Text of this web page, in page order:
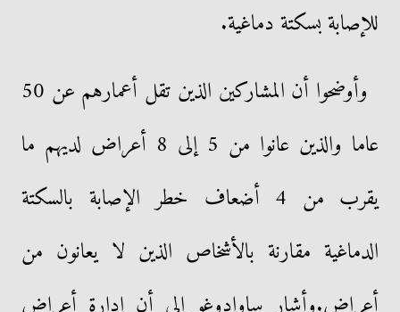
للإصابة بسكتة دماغية.
وأوضحوا أن المشاركين الذين تقل أعمارهم عن 50
عاما والذين عانوا من 5 إلى 8 أعراض لديهم ما
يقرب من 4 أضعاف خطر الإصابة بالسكتة
الدماغية مقارنة بالأشخاص الذين لا يعانون من